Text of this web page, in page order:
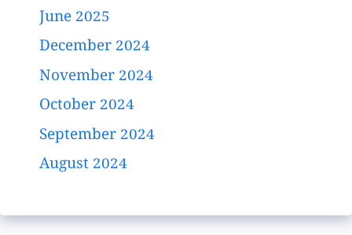
June 2025
December 2024
November 2024
October 2024
September 2024
August 2024